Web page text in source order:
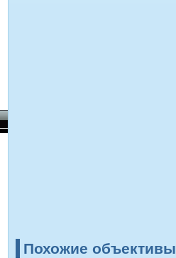
Похожие объективы